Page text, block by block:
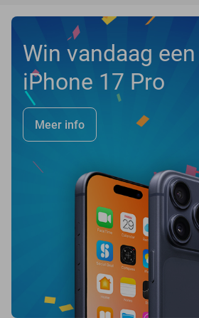
Win vandaag
iPhone 17 Pro
Meer info